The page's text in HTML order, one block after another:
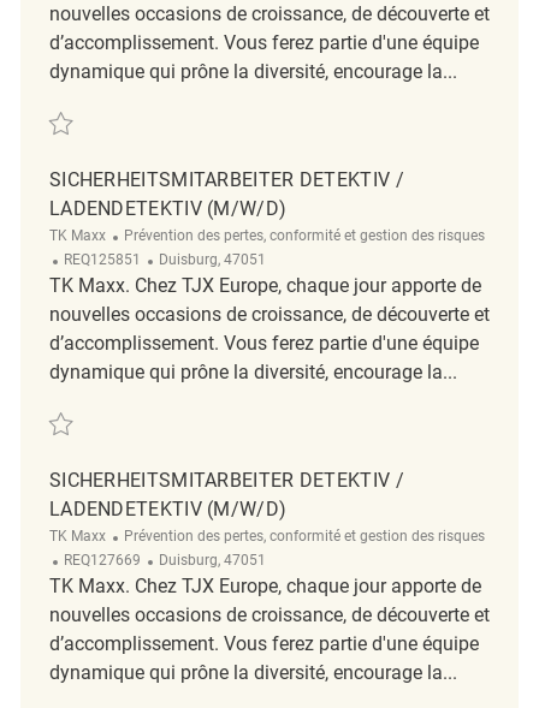
nouvelles occasions de croissance, de découverte et
d’accomplissement. Vous ferez partie d'une équipe
dynamique qui prône la diversité, encourage la...
Sauvegarder Sicherheitsmitarbeiter Laden Detektiv( w/m/d) REQ111579
SICHERHEITSMITARBEITER DETEKTIV /
LADENDETEKTIV (M/W/D)
TK Maxx Catégorie
Prévention des pertes, conformité et gestion des risques
ReqId
REQ125851 Emplacement
Duisburg, 47051
TK Maxx. Chez TJX Europe, chaque jour apporte de
nouvelles occasions de croissance, de découverte et
d’accomplissement. Vous ferez partie d'une équipe
dynamique qui prône la diversité, encourage la...
Sauvegarder Sicherheitsmitarbeiter Detektiv / Ladendetektiv (m/w/d)
SICHERHEITSMITARBEITER DETEKTIV /
LADENDETEKTIV (M/W/D)
TK Maxx Catégorie
Prévention des pertes, conformité et gestion des risques
ReqId
REQ127669 Emplacement
Duisburg, 47051
TK Maxx. Chez TJX Europe, chaque jour apporte de
nouvelles occasions de croissance, de découverte et
d’accomplissement. Vous ferez partie d'une équipe
dynamique qui prône la diversité, encourage la...